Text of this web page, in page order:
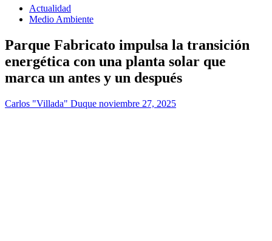
Actualidad
Medio Ambiente
Parque Fabricato impulsa la transición
energética con una planta solar que
marca un antes y un después
Carlos "Villada" Duque noviembre 27, 2025